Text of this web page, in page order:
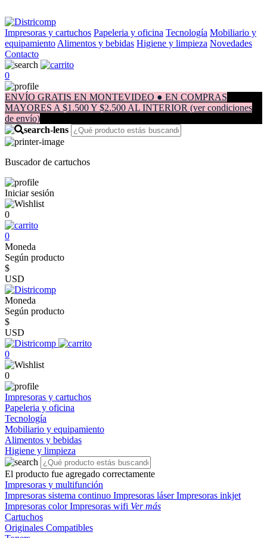
Impresoras y cartuchos Papeleria y oficina Tecnología Mobiliario y
equipamiento Alimentos y bebidas Higiene y limpieza Novedades
Contacto
0
ENVÍO GRATIS EN MONTEVIDEO ● EN COMPRAS
MAYORES A $1.500 Y $2.500 AL INTERIOR (ver condiciones
de envío)
Buscador de cartuchos
Iniciar sesión
0
0
Moneda
Según producto
$
USD
Moneda
Según producto
$
USD
0
0
Impresoras y cartuchos
Papeleria y oficina
Tecnología
Mobiliario y equipamiento
Alimentos y bebidas
Higiene y limpieza
El producto fue agregado correctamente
Impresoras y multifunción
Impresoras sistema continuo Impresoras láserImpresoras inkjet
Impresoras colorImpresoras wifi Ver más
Cartuchos
Originales Compatibles